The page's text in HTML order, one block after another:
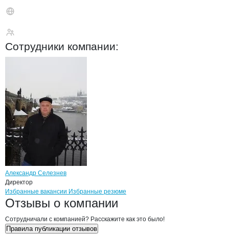
Сотрудники компании:
Александр Селезнев
Директор
Брендыкомпани АгроПромСоюз
Вакансии вАгроПромСоюз
Избранные вакансии Избранные резюме
Новости oАгроПромСоюз, ООО
Отзывы о компании
Сотрудничали с компанией? Расскажите как это было!
Правила публикации отзывов